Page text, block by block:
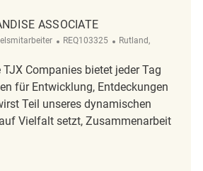
ASSOCIATE
ReqId
REQ103325 Ort
Rutland,
Companies bietet jeder Tag
für Entwicklung, Entdeckungen
Teil unseres dynamischen
Vielfalt setzt, Zusammenarbeit
Associate REQ103325